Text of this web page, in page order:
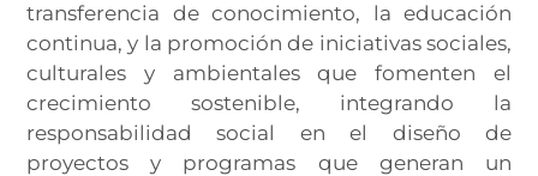
transferencia de conocimiento, la educación
continua, y la promoción de iniciativas sociales,
culturales y ambientales que fomenten el
crecimiento sostenible, integrando la
responsabilidad social en el diseño de
proyectos y programas que generan un